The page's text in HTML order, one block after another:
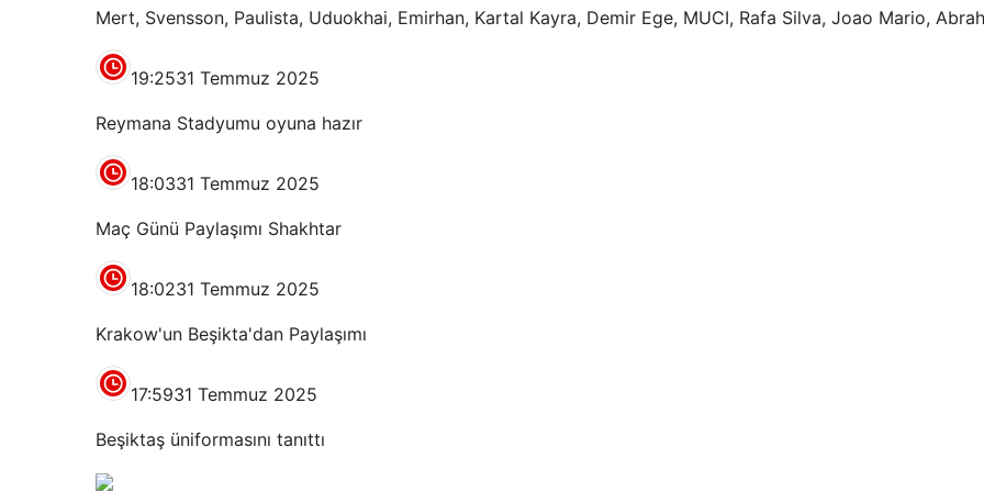
Mert, Svensson, Paulista, Uduokhai, Emirhan, Kartal Kayra, Demir Ege, MUCI, Rafa Silva, Joao Mario,
19:2531 Temmuz 2025
Reymana Stadyumu oyuna hazır
18:0331 Temmuz 2025
Maç Günü Paylaşımı Shakhtar
18:0231 Temmuz 2025
Krakow'un Beşikta'dan Paylaşımı
17:5931 Temmuz 2025
Beşiktaş üniformasını tanıttı